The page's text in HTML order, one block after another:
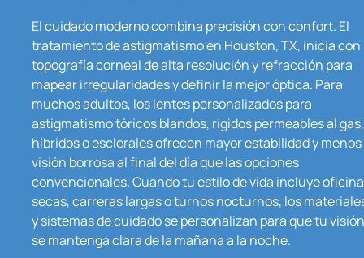
El cuidado moderno combina precisión con confort. El
tratamiento de astigmatismo en Houston, TX, inicia con
topografía corneal de alta resolución y refracción para
mapear irregularidades y definir la mejor óptica. Para
muchos adultos, los lentes personalizados para
astigmatismo tóricos blandos, rígidos permeables al gas,
híbridos o esclerales ofrecen mayor estabilidad y menos
visión borrosa al final del día que las opciones
convencionales. Cuando tu estilo de vida incluye
secas, carreras largas o turnos nocturnos, los
y sistemas de cuidado se personalizan para que tu visión
se mantenga clara de la mañana a la noche.